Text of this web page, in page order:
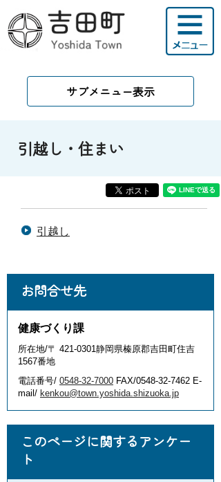
サブメニュー表示
引越し・住まい
引越し
お問合せ先
健康づくり課
所在地/〒 421-0301静岡県榛原郡吉田町住吉
1567番地
電話番号/ 0548-32-7000 FAX/0548-32-7462 E-
mail/ kenkou@town.yoshida.shizuoka.jp
このページに関するアンケー
ト